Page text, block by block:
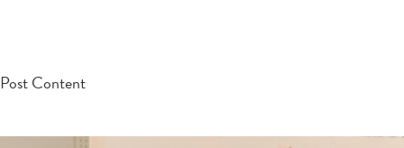
Post Content